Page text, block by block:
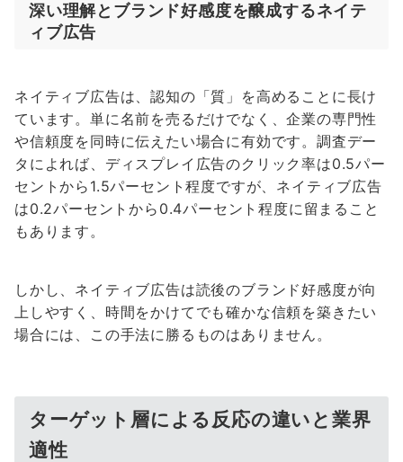
深い理解とブランド好感度を醸成するネイテ
ィブ広告
ネイティブ広告は、認知の「質」を高めることに長け
ています。単に名前を売るだけでなく、企業の専門性
や信頼度を同時に伝えたい場合に有効です。調査デー
タによれば、ディスプレイ広告のクリック率は0.5パー
セントから1.5パーセント程度ですが、ネイティブ広告
は0.2パーセントから0.4パーセント程度に留まること
もあります。
しかし、ネイティブ広告は読後のブランド好感度が向
上しやすく、時間をかけてでも確かな信頼を築きたい
場合には、この手法に勝るものはありません。
ターゲット層による反応の違いと業界
適性